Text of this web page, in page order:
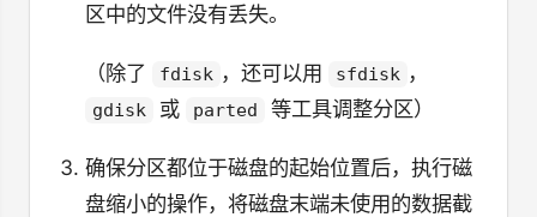
区中的文件没有丢失。
（除了 fdisk ，还可以用 sfdisk ，
gdisk 或 parted 等工具调整分区）
确保分区都位于磁盘的起始位置后，执行磁
盘缩小的操作，将磁盘末端未使用的数据截